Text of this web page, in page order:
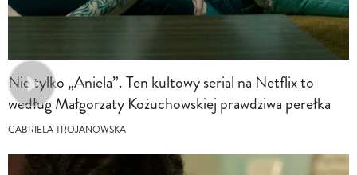
Nie tylko „Aniela”. Ten kultowy serial na Netflix to
według Małgorzaty Kożuchowskiej prawdziwa perełka
GABRIELA TROJANOWSKA